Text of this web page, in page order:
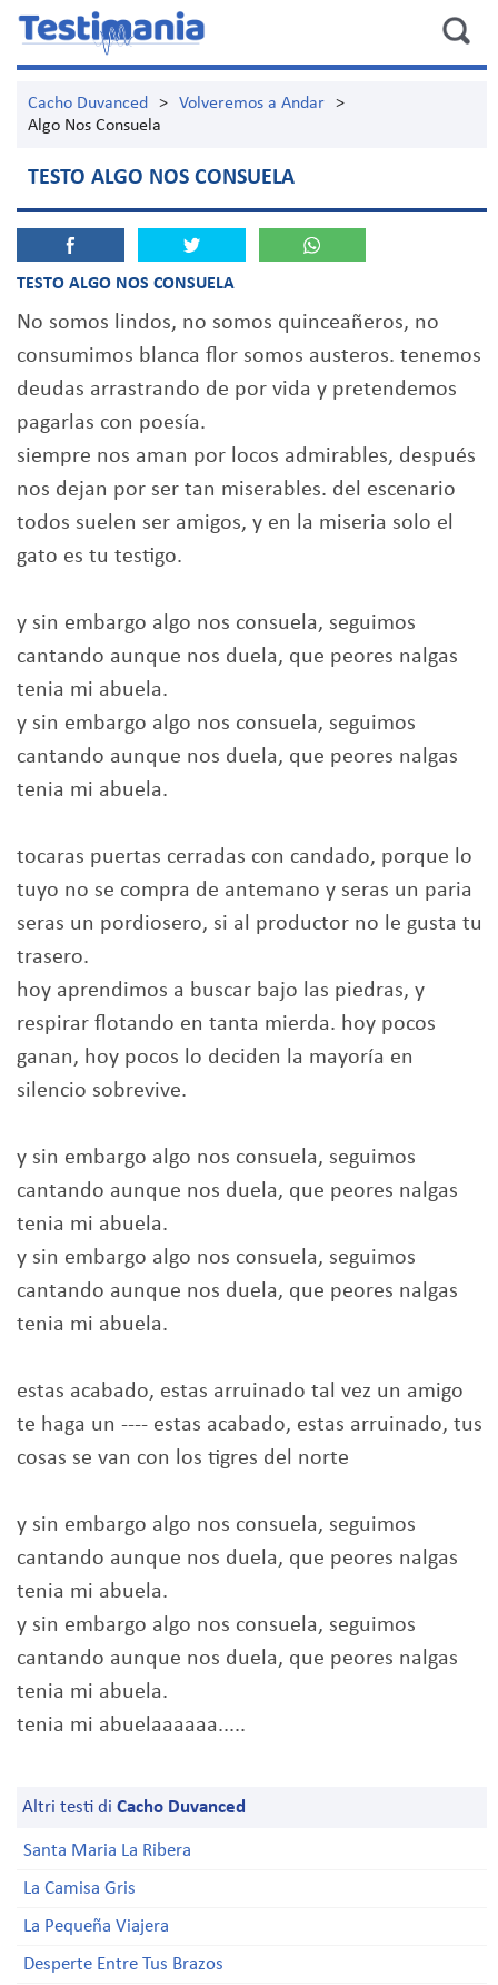
Cacho Duvanced > Volveremos a Andar
>
Algo Nos Consuela
TESTO ALGO NOS CONSUELA
TESTO ALGO NOS CONSUELA
No somos lindos, no somos quinceañeros, no
consumimos blanca flor somos austeros. tenemos
deudas arrastrando de por vida y pretendemos
pagarlas con poesía.
siempre nos aman por locos admirables, después
nos dejan por ser tan miserables. del escenario
todos suelen ser amigos, y en la miseria solo el
gato es tu testigo.
y sin embargo algo nos consuela, seguimos
cantando aunque nos duela, que peores nalgas
tenia mi abuela.
y sin embargo algo nos consuela, seguimos
cantando aunque nos duela, que peores nalgas
tenia mi abuela.
tocaras puertas cerradas con candado, porque lo
tuyo no se compra de antemano y seras un paria
seras un pordiosero, si al productor no le gusta tu
trasero.
hoy aprendimos a buscar bajo las piedras, y
respirar flotando en tanta mierda. hoy pocos
ganan, hoy pocos lo deciden la mayoría en
silencio sobrevive.
y sin embargo algo nos consuela, seguimos
cantando aunque nos duela, que peores nalgas
tenia mi abuela.
y sin embargo algo nos consuela, seguimos
cantando aunque nos duela, que peores nalgas
tenia mi abuela.
estas acabado, estas arruinado tal vez un amigo
te haga un ---- estas acabado, estas arruinado, tus
cosas se van con los tigres del norte
y sin embargo algo nos consuela, seguimos
cantando aunque nos duela, que peores nalgas
tenia mi abuela.
y sin embargo algo nos consuela, seguimos
cantando aunque nos duela, que peores nalgas
tenia mi abuela.
tenia mi abuelaaaaaa.....
Altri testi di Cacho Duvanced
Santa Maria La Ribera
La Camisa Gris
La Pequeña Viajera
Desperte Entre Tus Brazos